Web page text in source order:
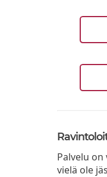
Palvelu on
vielä ole